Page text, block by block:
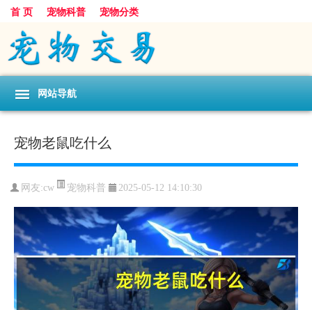
首 页 宠物科普 宠物分类
网站导航
宠物老鼠吃什么
网友:cw 宠物科普 2025-05-12 14:10:30